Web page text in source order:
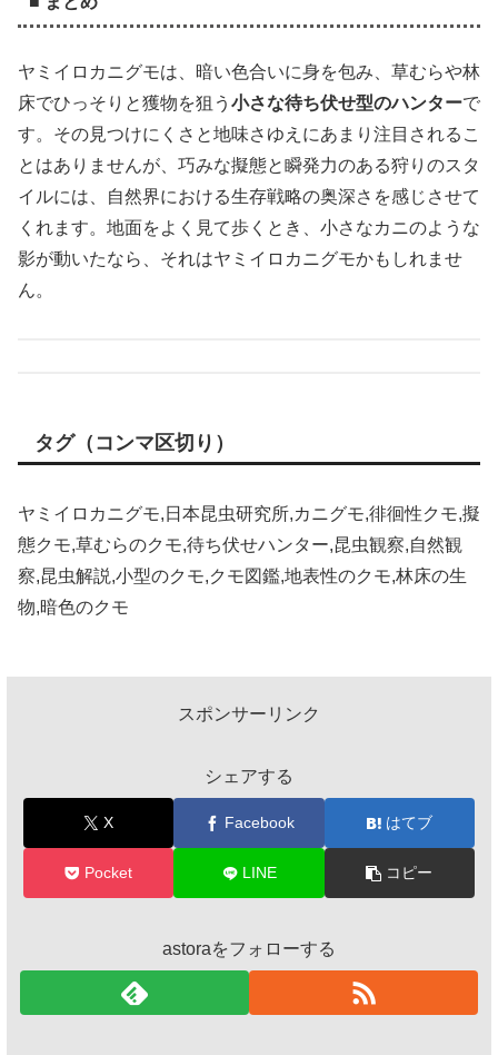
ヤミイロカニグモは、暗い色合いに身を包み、草むらや林
床でひっそりと獲物を狙う 小さな待ち伏せ型のハンターで
す。その見つけにくさと地味さゆえにあまり注目されるこ
とはありませんが、巧みな擬態と瞬発力のある狩りのスタ
イルには、自然界における生存戦略の奥深さを感じさせて
くれます。地面をよく見て歩くとき、小さなカニのような
影が動いたなら、それはヤミイロカニグモかもしれませ
ん。
タグ（コンマ区切り）
ヤミイロカニグモ,日本昆虫研究所,カニグモ,徘徊性クモ,擬
態クモ,草むらのクモ,待ち伏せハンター,昆虫観察,自然観
察,昆虫解説,小型のクモ,クモ図鑑,地表性のクモ,林床の生
物,暗色のクモ
スポンサーリンク
シェアする
X Facebook はてブ
Pocket LINE コピー
astoraをフォローする